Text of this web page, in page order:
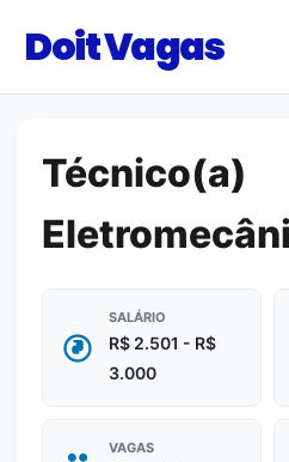
Doit Vagas
Técnico(a)
SALÁRIO
R$ 2.501 - R$
3.000
VAGAS